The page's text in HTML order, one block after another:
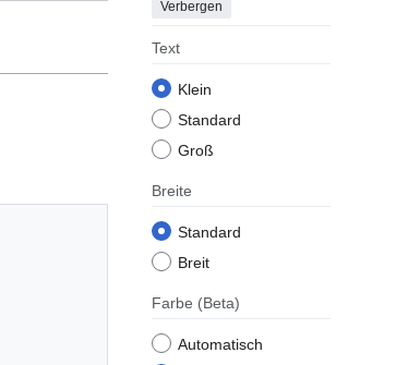
Verbergen
Text
Klein
Standard
Groß
Breite
Standard
Breit
Farbe (Beta)
Automatisch